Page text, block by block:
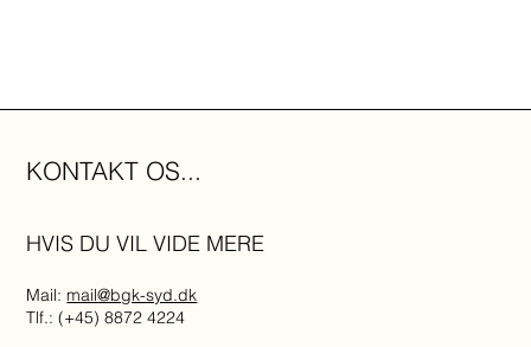
KONTAKT OS...
HVIS DU VIL VIDE MERE
Mail:mail@bgk-syd.dk
Tlf.: (+45) 8872 4224